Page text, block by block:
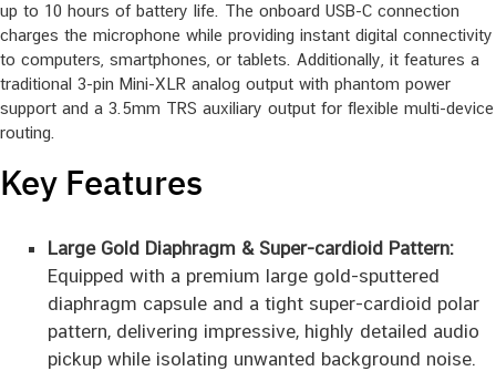
up to 10 hours of battery life. The onboard USB-C connection
charges the microphone while providing instant digital connectivity
to computers, smartphones, or tablets. Additionally, it features a
traditional 3-pin Mini-XLR analog output with phantom power
support and a 3.5mm TRS auxiliary output for flexible multi-device
routing.
Key Features
Large Gold Diaphragm & Super-cardioid Pattern:
Equipped with a premium large gold-sputtered
diaphragm capsule and a tight super-cardioid polar
pattern, delivering impressive, highly detailed audio
pickup while isolating unwanted background noise.